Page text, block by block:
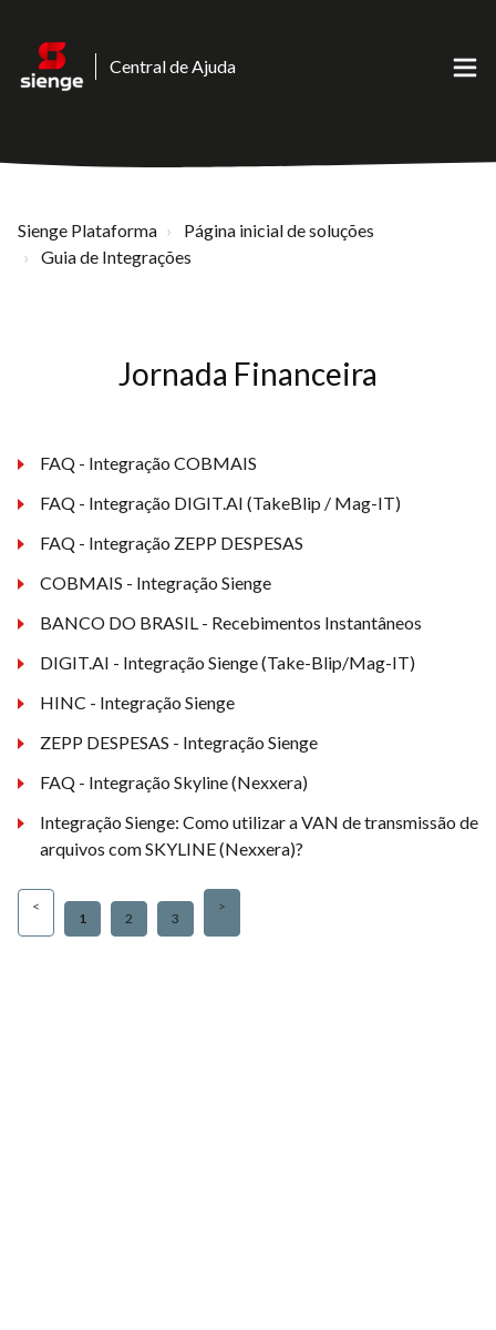
Central de Ajuda
Sienge Plataforma
Página inicial de soluções
Guia de Integrações
Jornada Financeira
FAQ - Integração COBMAIS
FAQ - Integração DIGIT.AI (TakeBlip / Mag-IT)
FAQ - Integração ZEPP DESPESAS
COBMAIS - Integração Sienge
BANCO DO BRASIL - Recebimentos Instantâneos
DIGIT.AI - Integração Sienge (Take-Blip/Mag-IT)
HINC - Integração Sienge
ZEPP DESPESAS - Integração Sienge
FAQ - Integração Skyline (Nexxera)
Integração Sienge: Como utilizar a VAN de transmissão de
arquivos com SKYLINE (Nexxera)?
1 2 3